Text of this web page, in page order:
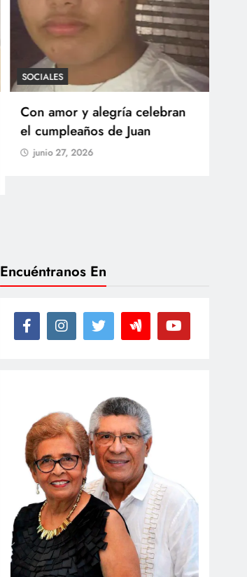
SOCIALES
Con amor y alegría celebran
el cumpleaños de Juan
junio 27, 2026
Encuéntranos En